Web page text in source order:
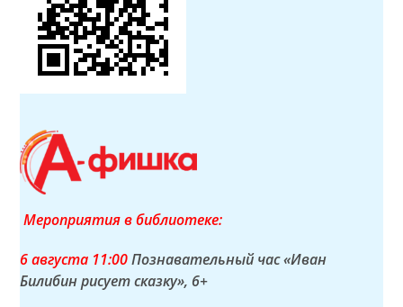
Мероприятия в библиотеке:
6 августа 11:00Познавательный час «Иван
Билибин рисует сказку», 6+